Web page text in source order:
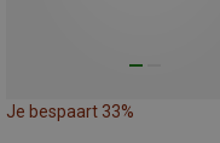
Je bespaart 33%